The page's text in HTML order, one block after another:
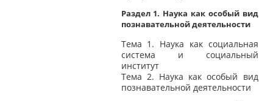
Раздел 1. Наука как особый вид
познавательной деятельности
Тема 1. Наука как социальная
система и социальный
институт
Тема 2. Наука как особый вид
познавательной деятельности